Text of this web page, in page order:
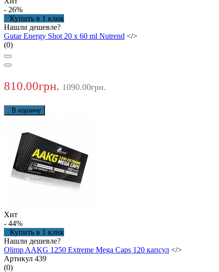
- 26%
Купить в 1 клик
Нашли дешевле?
Gutar Energy Shot 20 х 60 ml Nutrend </>
(0)
810.00грн. 1090.00грн.
В корзину
Хит
- 44%
Купить в 1 клик
Нашли дешевле?
Olimp AAKG 1250 Extreme Mega Caps 120 капсул </>
Артикул 439
(0)